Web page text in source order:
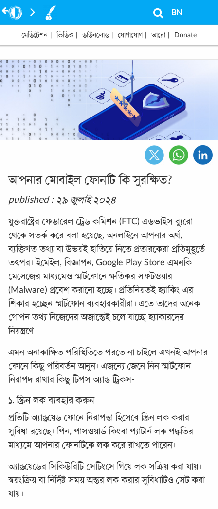
BN
মেডিটেশন ভিডিও ডাউনলোড যোগাযোগ আরো Donate
আপনার মোবাইল ফোনটি কি সুরক্ষিত?
published : ২৯ জুলাই ২০২৪
যুক্তরাষ্ট্রের ফেডারেল ট্রেড কমিশন (FTC) এডভাইস ব্যুরো
থেকে সতর্ক করে বলা হয়েছে, অনলাইনে আপনার অর্থ,
ব্যক্তিগত তথ্য বা উভয়ই হাতিয়ে নিতে প্রতারকেরা প্রতিমুহূর্তে
তৎপর। ইমেইল, বিজ্ঞাপন, Google Play Store এমনকি
মেসেজের মাধ্যমেও স্মার্টফোনে ক্ষতিকর সফটওয়ার
(Malware) প্রবেশ করানো হচ্ছে। প্রতিনিয়তই হ্যাকিং এর
শিকার হচ্ছেন স্মার্টফোন ব্যবহারকারীরা। এতে তাদের অনেক
গোপন তথ্য নিজেদের অজান্তেই চলে যাচ্ছে হ্যাকারদের
নিয়ন্ত্রণে।
এমন অনাকাক্ষিত পরিস্থিতিতে পরতে না চাইলে এখনই আপনার
ফোনে কিছু পরিবর্তন আনুন। এজন্যে জেনে নিন স্মার্টফোন
নিরাপদ রাখার কিছু টিপস অ্যান্ড ট্রিকস-
১. স্ক্রিন লক ব্যবহার করুন
প্রতিটি অ্যান্ড্রয়েড ফোনে নিরাপত্তা হিসেবে স্ক্রিন লক করার
সুবিধা রয়েছে। পিন, পাসওয়ার্ড কিংবা প্যাটার্ন লক পদ্ধতির
মাধ্যমে আপনার ফোনটিকে লক করে রাখতে পারেন।
অ্যান্ড্রয়েডের সিকিউরিটি সেটিংসে গিয়ে লক সক্রিয় করা যায়।
স্বয়ংক্রিয় বা নির্দিষ্ট সময় অন্তর লক করার সুবিধাটিও সেট করা
যায়।